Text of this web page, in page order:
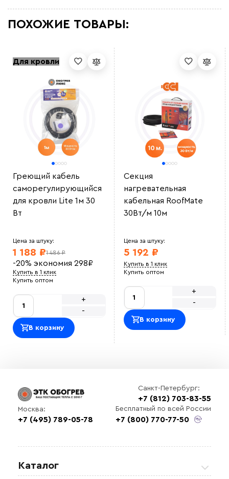
ПОХОЖИЕ ТОВАРЫ:
Для кровли
Греющий кабель
саморегулирующийся
для кровли Lite 1м 30
Вт
Цена за штуку:
1 486 ₽
1 188 ₽
-20% экономия 298₽
Купить в 1 клик
Купить оптом
-
+
В корзину
Секция
нагревательная
кабельная RoofMate
30Вт/м 10м
Цена за штуку:
5 192 ₽
Купить в 1 клик
Купить оптом
-
+
В корзину
Санкт-Петербург:
+7 (812) 703-83-55
Москва:
+7 (495) 789-05-78
Бесплатный по всей России
+7 (800) 770-77-50
Каталог